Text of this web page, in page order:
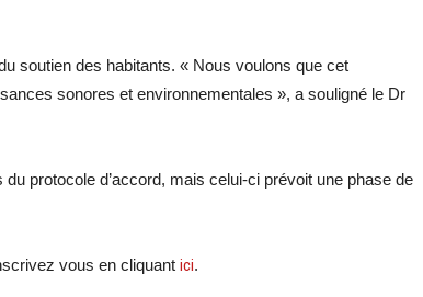
soutien des habitants. « Nous voulons que cet
sonores et environnementales », a souligné le Dr
protocole d’accord, mais celui-ci prévoit une phase de
vous en cliquant ici.